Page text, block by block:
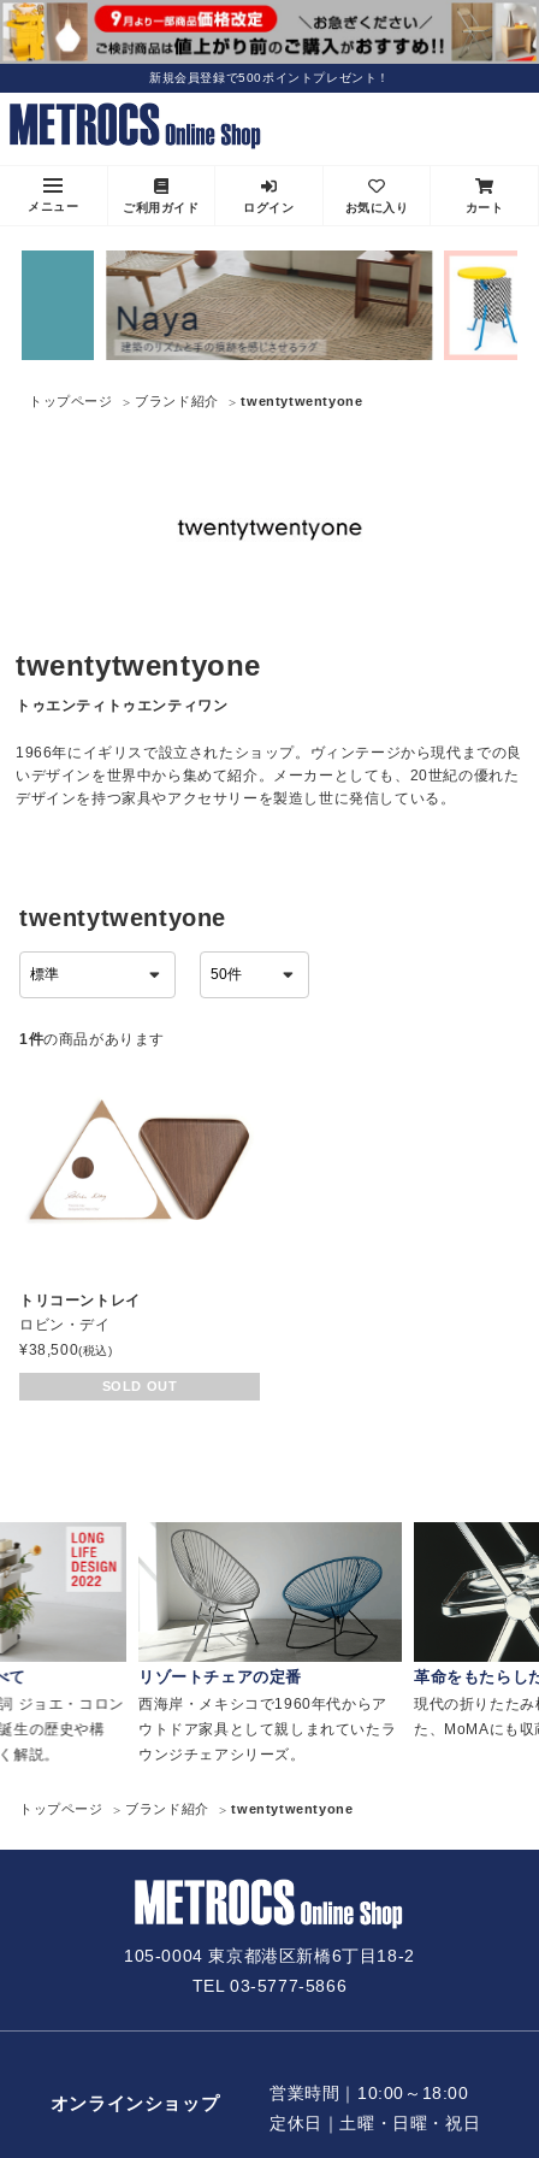
新規会員登録で500ポイントプレゼント！
メニュー ご利用ガイド ログイン お気に入り カート
トップページ ブランド紹介 twentytwentyone
twentytwentyone
トゥエンティトゥエンティワン
1966年にイギリスで設立されたショップ。ヴィンテージから現代までの良
いデザインを世界中から集めて紹介。メーカーとしても、20世紀の優れた
デザインを持つ家具やアクセサリーを製造し世に発信している。
twentytwentyone
1件の商品があります
トリコーントレイ
ロビン・デイ
¥38,500(税込)
SOLD OUT
て
ジョエ・コロン
生の歴史や構
解説。
リゾートチェアの定番
西海岸・メキシコで1960年代からア
ウトドア家具として親しまれていたラ
ウンジチェアシリーズ。
革命をもたらし
現代の折りたた
た、MoMAにも収
トップページ ブランド紹介 twentytwentyone
105-0004 東京都港区新橋6丁目18-2
TEL 03-5777-5866
オンラインショップ
営業時間｜10:00～18:00
定休日｜土曜・日曜・祝日